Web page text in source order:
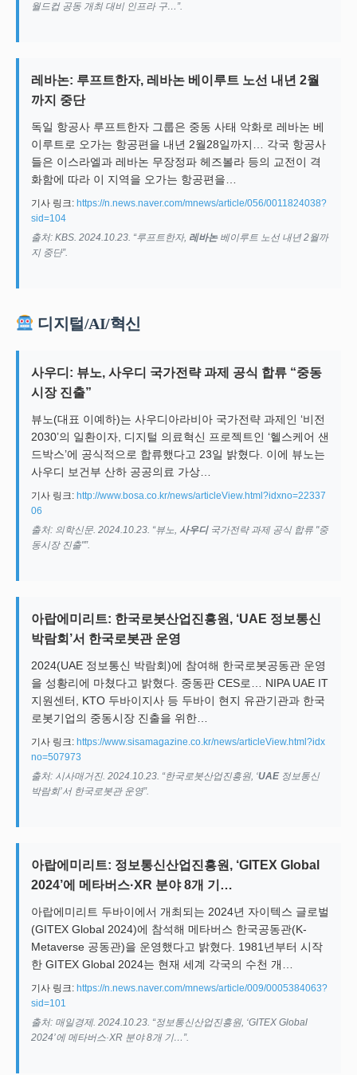
월드컵 공동 개최 대비 인프라 구…”.
레바논: 루프트한자, 레바논 베이루트 노선 내년 2월
까지 중단
독일 항공사 루프트한자 그룹은 중동 사태 악화로 레바논 베
이루트로 오가는 항공편을 내년 2월28일까지… 각국 항공사
들은 이스라엘과 레바논 무장정파 헤즈볼라 등의 교전이 격
화함에 따라 이 지역을 오가는 항공편을…
기사 링크: https://n.news.naver.com/mnews/article/056/0011824038?
sid=104
출처: KBS. 2024.10.23. “루프트한자, 레바논베이루트 노선 내년 2월까
지 중단”.
디지털/AI/혁신
사우디: 뷰노, 사우디 국가전략 과제 공식 합류 “중동
시장 진출”
뷰노(대표 이예하)는 사우디아라비아 국가전략 과제인 ‘비전
2030’의 일환이자, 디지털 의료혁신 프로젝트인 ‘헬스케어 샌
드박스’에 공식적으로 합류했다고 23일 밝혔다. 이에 뷰노는
사우디 보건부 산하 공공의료 가상…
기사 링크: http://www.bosa.co.kr/news/articleView.html?idxno=22337
06
출처: 의학신문. 2024.10.23. “뷰노, 사우디국가전략 과제 공식 합류 "중
동시장 진출"”.
아랍에미리트: 한국로봇산업진흥원, ‘UAE 정보통신
박람회’서 한국로봇관 운영
2024(UAE 정보통신 박람회)에 참여해 한국로봇공동관 운영
을 성황리에 마쳤다고 밝혔다. 중동판 CES로… NIPA UAE IT
지원센터, KTO 두바이지사 등 두바이 현지 유관기관과 한국
로봇기업의 중동시장 진출을 위한…
기사 링크: https://www.sisamagazine.co.kr/news/articleView.html?idx
no=507973
출처: 시사매거진. 2024.10.23. “한국로봇산업진흥원, ‘UAE정보통신
박람회’서 한국로봇관 운영”.
아랍에미리트: 정보통신산업진흥원, ‘GITEX Global
2024’에 메타버스·XR 분야 8개 기…
아랍에미리트 두바이에서 개최되는 2024년 자이텍스 글로벌
(GITEX Global 2024)에 참석해 메타버스 한국공동관(K-
Metaverse 공동관)을 운영했다고 밝혔다. 1981년부터 시작
한 GITEX Global 2024는 현재 세계 각국의 수천 개…
기사 링크: https://n.news.naver.com/mnews/article/009/0005384063?
sid=101
출처: 매일경제. 2024.10.23. “정보통신산업진흥원, ‘GITEX Global
2024’에 메타버스·XR 분야 8개 기…”.